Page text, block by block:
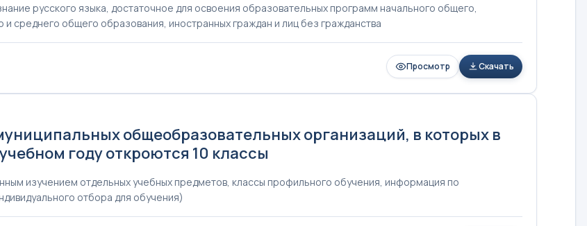
русского языка, достаточное для освоения образовательных программ начального общего,
и среднего общего образования, иностранных граждан и лиц без гражданства
Просмотр Скачать
общеобразовательных организаций, в которых в
году откроются 10 классы
изучением отдельных учебных предметов, классы профильного обучения, информация по
отбора для обучения)